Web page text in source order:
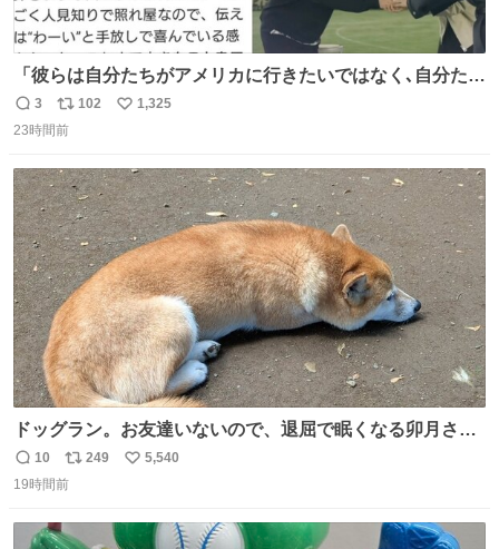
「彼らは自分たちがアメリカに行きたいではなく､自分たち
のファンと一緒に世界中を旅をしたいという構想」旅をす
る中で彼らの音楽がさまざまな人に届き､より多くの仲間が
がとうございます😭この記事も素敵😭 #Number_i #平野
紫耀 (泣ける😭)
返
信
3
リ
ポ
ト
数
102
い
数
1,325
23時間前
ドッグラン。お友達いないので、退屈で眠くなる卯月さ
ん。 #柴犬卯月
返
信
10
リ
ポ
ト
249
い
5,540
19時間前